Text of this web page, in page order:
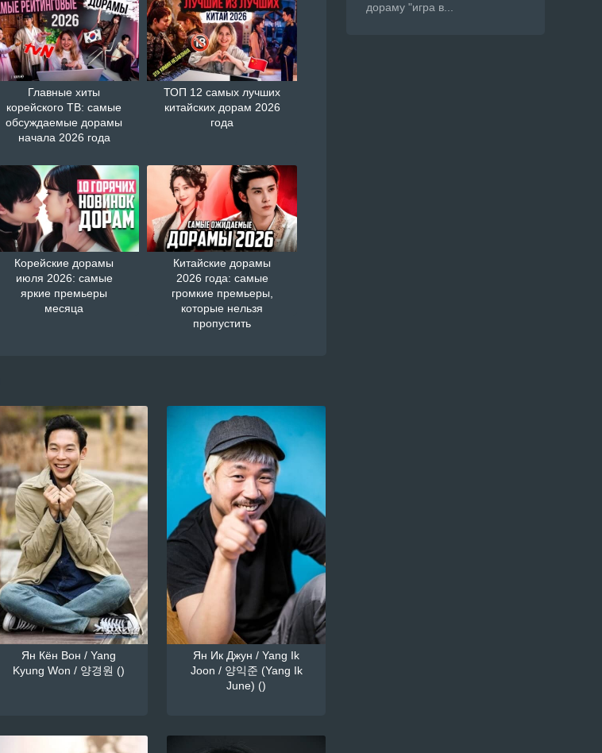
Главные хиты
корейского ТВ: самые
обсуждаемые дорамы
начала 2026 года
ТОП 12 самых лучших
китайских дорам 2026
года
Корейские дорамы
июля 2026: самые
яркие премьеры
месяца
Китайские дорамы
2026 года: самые
громкие премьеры,
которые нельзя
пропустить
Ян Кён Вон / Yang
Kyung Won / 양경원 ()
Ян Ик Джун / Yang Ik
Joon / 양익준 (Yang Ik
June) ()
дораму "игра в...